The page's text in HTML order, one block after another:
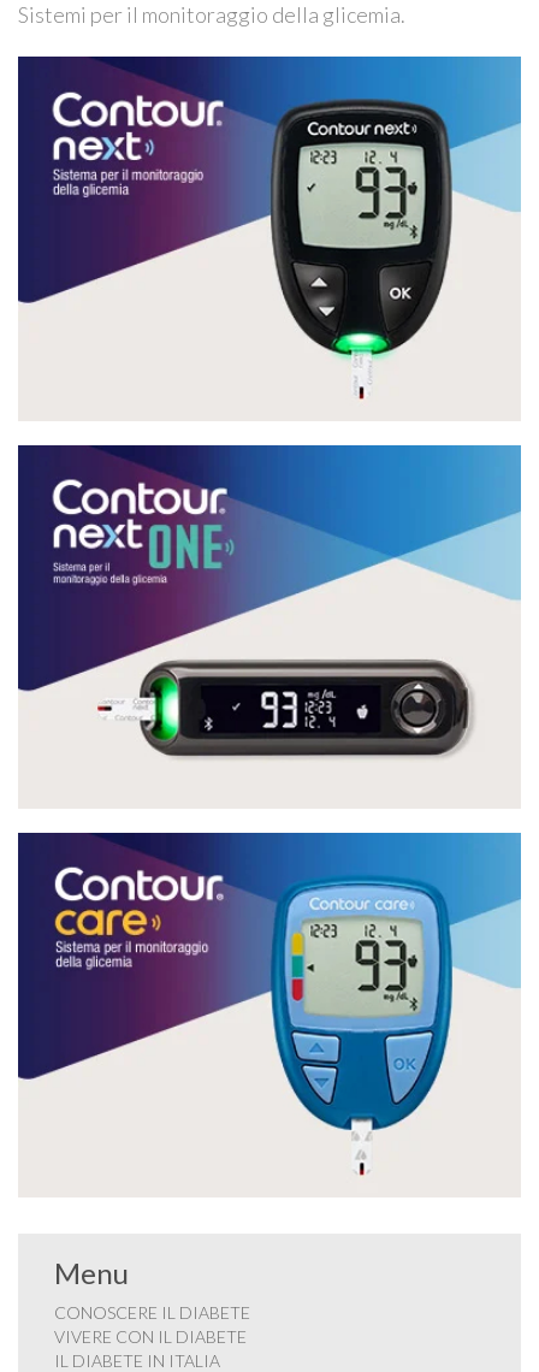
Sistemi per il monitoraggio della glicemia.
Menu
CONOSCERE IL DIABETE
VIVERE CON IL DIABETE
IL DIABETE IN ITALIA